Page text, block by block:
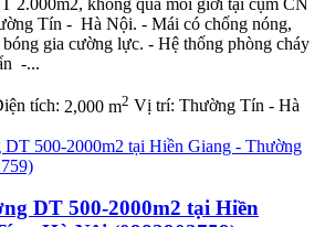
2.000m2, không qua môi giới tại cụm CN
Tín - Hà Nội. - Mái có chống nóng,
gia cường lực. - Hệ thống phòng cháy
-...
tích: 2,000 m2 Vị trí: Thường Tín - Hà
DT 500-2000m2 tại Hiền